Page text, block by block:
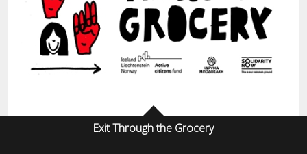
Exit Through the Grocery